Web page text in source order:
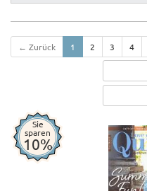
← Zurück 1 2 3 4
Sie
sparen
10%